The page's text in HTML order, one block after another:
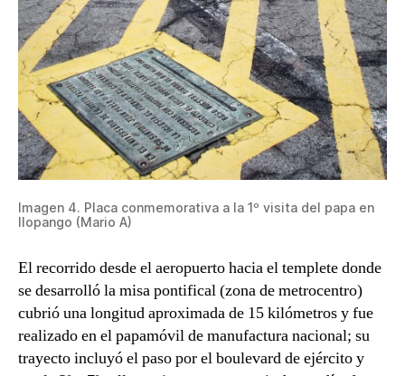
Imagen 4. Placa conmemorativa a la 1º visita del papa en
Ilopango (Mario A)
El recorrido desde el aeropuerto hacia el templete donde
se desarrolló la misa pontifical (zona de metrocentro)
cubrió una longitud aproximada de 15 kilómetros y fue
realizado en el papamóvil de manufactura nacional; su
trayecto incluyó el paso por el boulevard de ejército y